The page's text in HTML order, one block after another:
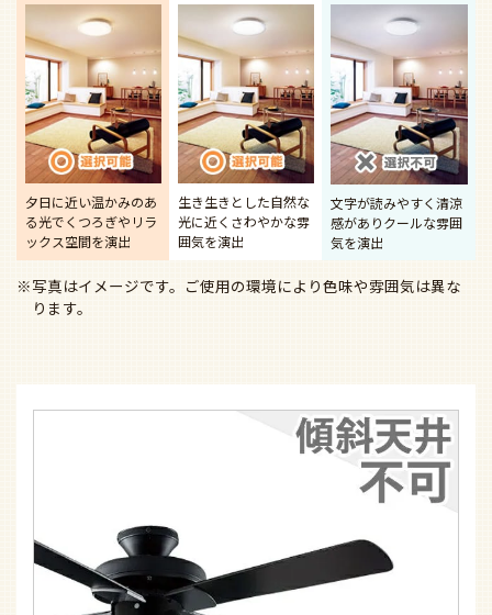
夕日に近い温かみのあ
る光でくつろぎやリラ
ックス空間を演出
生き生きとした自然な
光に近く さわやかな雰
囲気を演出
文字が読みやすく清涼
感がありクールな雰囲
気を演出
※写真はイメージです。ご使用の環境により色味や雰囲気は異な
ります。